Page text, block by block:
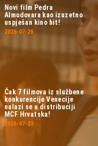
Novi film Pedra
Almodovara kao izuzetno
uspješan kino hit!
2026-07-26
Čak 7 filmova iz službene
konkurencije Venecije
nalazi se u distribuciji
MCF Hrvatska!
2026-07-23